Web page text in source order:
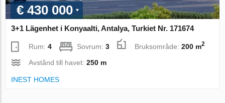
€ 430 000
3+1 Lägenhet i Konyaalti, Antalya, Turkiet Nr. 171674
Rum:4 Sovrum:3 Bruksområde:200 m2
Avstånd till havet:250 m
INEST HOMES